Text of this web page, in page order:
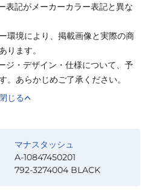
記がメーカーカラー表記と異な
環境により、掲載画像と実際の商
ります。
ジ・デザイン・仕様について、予
。あらかじめご了承ください。
じる
マナスタッシュ
A-10847450201
792-3274004 BLACK